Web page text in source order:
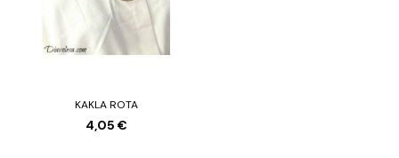
KAKLA ROTA
4,05 €